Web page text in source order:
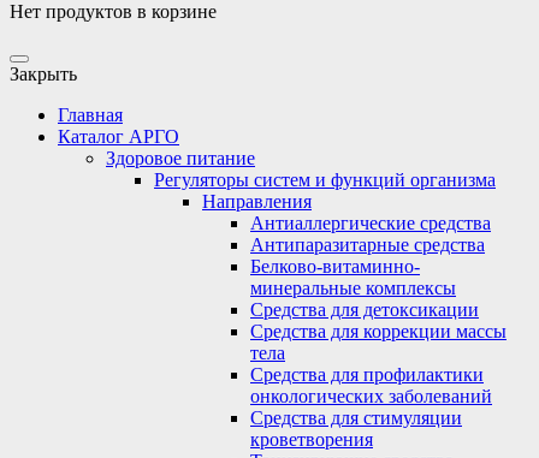
Нет продуктов в корзине
Закрыть
Главная
Каталог АРГО
Здоровое питание
Регуляторы систем и функций организма
Направления
Антиаллергические средства
Антипаразитарные средства
Белково-витаминно-
минеральные комплексы
Средства для детоксикации
Средства для коррекции массы
тела
Средства для профилактики
онкологических заболеваний
Средства для стимуляции
кроветворения